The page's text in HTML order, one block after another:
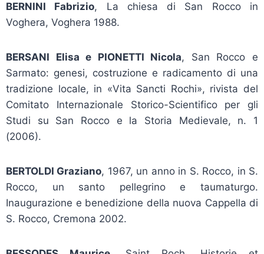
BERNINI Fabrizio, La chiesa di San Rocco in
Voghera, Voghera 1988.
BERSANI Elisa e PIONETTI Nicola, San Rocco e
Sarmato: genesi, costruzione e radicamento di una
tradizione locale, in «Vita Sancti Rochi», rivista del
Comitato Internazionale Storico-Scientifico per gli
Studi su San Rocco e la Storia Medievale, n. 1
(2006).
BERTOLDI Graziano, 1967, un anno in S. Rocco, in S.
Rocco, un santo pellegrino e taumaturgo.
Inaugurazione e benedizione della nuova Cappella di
S. Rocco, Cremona 2002.